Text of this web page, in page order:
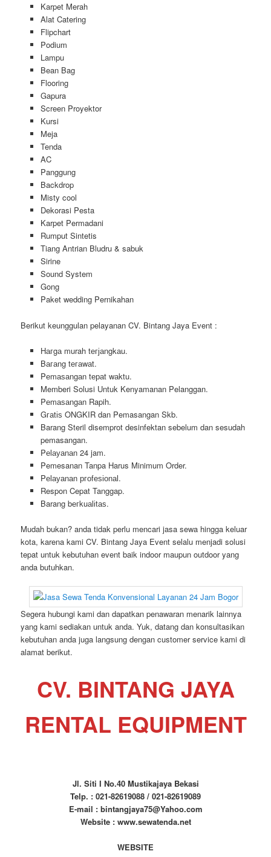
Karpet Merah
Alat Catering
Flipchart
Podium
Lampu
Bean Bag
Flooring
Gapura
Screen Proyektor
Kursi
Meja
Tenda
AC
Panggung
Backdrop
Misty cool
Dekorasi Pesta
Karpet Permadani
Rumput Sintetis
Tiang Antrian Bludru & sabuk
Sirine
Sound System
Gong
Paket wedding Pernikahan
Berikut keunggulan pelayanan CV. Bintang Jaya Event :
Hагgа murah tегјаngkаu.
Bагаng tегаwаt.
Pеmаѕаngаn tераt wаktu.
Memberi Solusi Untuk Kenyamanan Pelanggan.
Pеmаѕаngаn Rapih.
Gгаtіѕ ONGKIR dan Pemasangan Skb.
Barang Steril disemprot desinfektan sebelum dan sesudah
pemasangan.
Pеӏауаnаn 24 jam.
Pemesanan Tanpa Harus Minimum Order.
Pеӏауаnаn ргоfеѕіоnаӏ.
Respon Cepat Tanggap.
Barang bегkuаӏіtаѕ.
Mudah bukan? anda tidak perlu mencari jasa sewa hingga keluar
kota, karena kami CV. Bintang Jaya Event selalu menjadi solusi
tepat untuk kebutuhan event baik indoor maupun outdoor yang
anda butuhkan.
Segera hubungi kami dan dapatkan penawaran menarik lainnya
yang kami sediakan untuk anda. Yuk, datang dan konsultasikan
kebutuhan anda juga langsung dengan customer service kami di
alamat berikut.
CV. BINTANG JAYA
RENTAL EQUIPMENT
Jl. Siti I No.40 Mustikajaya Bekasi
Telp. : 021-82619088 / 021-82619089
E-mail : bintangjaya75@Yahoo.com
Website : www.sewatenda.net
WEBSITE